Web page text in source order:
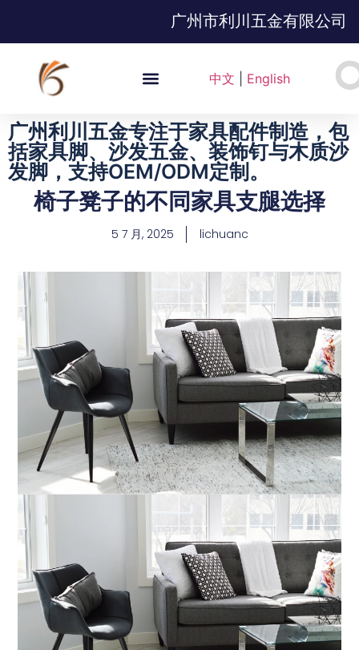
广州市利川五金有限公司
中文 English
广州利川五金专注于家具配件制造，包
括家具脚、沙发五金、装饰钉与木质沙
发脚，支持OEM/ODM定制。
椅子凳子的不同家具支腿选择
5 7 月, 2025 lichuanc